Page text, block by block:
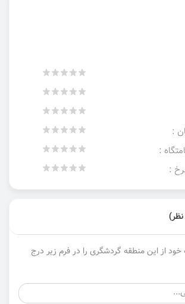
:
:
:
خود از این منطقه گردشگری را در فرم زیر درج